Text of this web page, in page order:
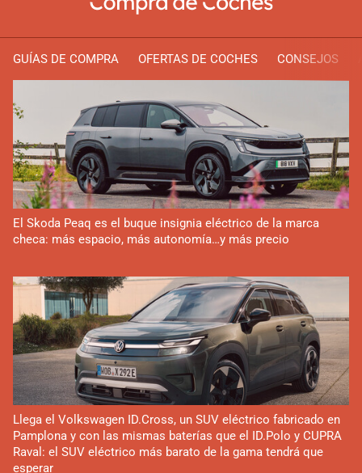
GUÍAS DE COMPRA OFERTAS DE COCHES CONSEJOS
El Skoda Peaq es el buque insignia eléctrico de la marca
checa: más espacio, más autonomía…y más precio
Llega el Volkswagen ID.Cross, un SUV eléctrico fabricado en
Pamplona y con las mismas baterías que el ID.Polo y CUPRA
Raval: el SUV eléctrico más barato de la gama tendrá que
esperar